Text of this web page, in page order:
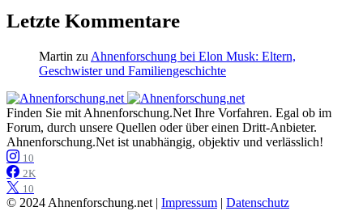
Letzte Kommentare
Martin zu Ahnenforschung bei Elon Musk: Eltern,
Geschwister und Familiengeschichte
Finden Sie mit Ahnenforschung.Net Ihre Vorfahren. Egal ob im
Forum, durch unsere Quellen oder über einen Dritt-Anbieter.
Ahnenforschung.Net ist unabhängig, objektiv und verlässlich!
10
2K
10
© 2024 Ahnenforschung.net | Impressum | Datenschutz